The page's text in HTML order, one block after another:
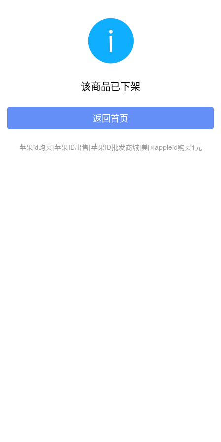
该商品已下架
返回首页
苹果id购买|苹果ID出售|苹果ID批发商城|美国appleid购买1元